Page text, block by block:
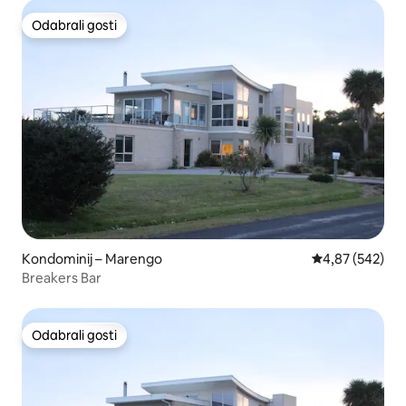
Odabrali gosti
Odabrali gosti
Kondominij – Marengo Prosječna
4,87 (542)
Breakers Bar
Odabrali gosti
Odabrali gosti